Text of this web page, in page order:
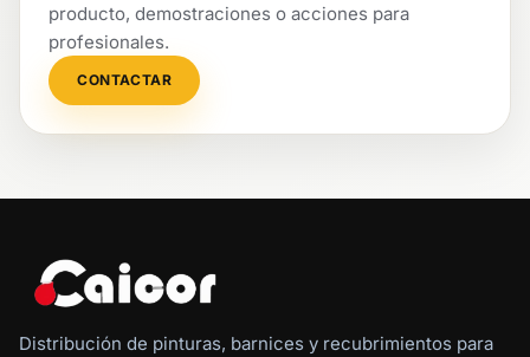
producto, demostraciones o acciones para
profesionales.
CONTACTAR
Distribución de pinturas, barnices y recubrimientos para